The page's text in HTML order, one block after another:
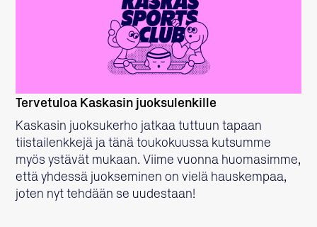
LUE LISÄÄ
Tervetuloa Kaskasin juoksulenkille
Kaskasin juoksukerho jatkaa tuttuun tapaan
tiistailenkkejä ja tänä toukokuussa kutsumme
myös ystävät mukaan. Viime vuonna huomasimme,
että yhdessä juokseminen on vielä hauskempaa,
joten nyt tehdään se uudestaan!